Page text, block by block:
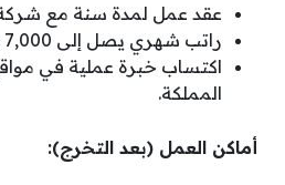
عقد عمل لمدة سنة مع شركة
راتب شهري يصل إلى 7,000 ريال.
اكتساب خبرة عملية في
المملكة.
أماكن العمل (بعد التخرج):